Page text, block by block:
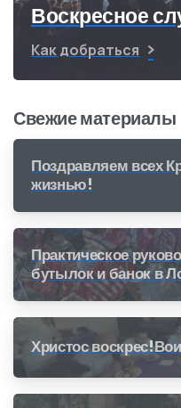
Воскресное
Как добраться
Свежие материалы
Поздравляем всех
жизнью!
Практическое
бутылок и банок в
получить деньги за
Христос